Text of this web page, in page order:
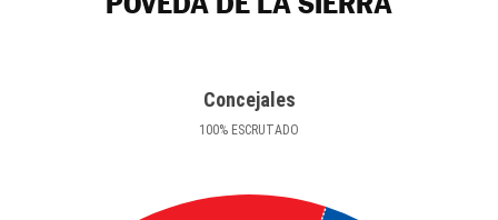
Concejales
100% ESCRUTADO